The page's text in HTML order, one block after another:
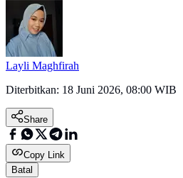
Layli Maghfirah
Diterbitkan: 18 Juni 2026, 08:00 WIB
Share
Copy Link
Batal